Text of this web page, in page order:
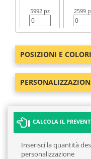
5992 pz 2599
POSIZIONI E
CALCOLA IL
Inserisci la quantità
personalizzazione